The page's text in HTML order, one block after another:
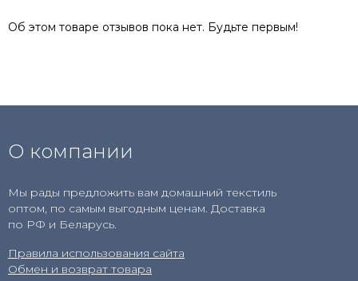
Об этом товаре отзывов пока нет. Будьте первым!
О компании
Мы рады предложить вам домашний текстиль
оптом, по самым выгодным ценам. Доставка
по РФ и Беларусь.
Правила использования сайта
Обмен и возврат товара